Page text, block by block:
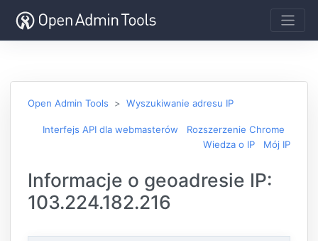
Open Admin Tools Wyszukiwanie adresu IP
Interfejs API dla webmasterów
Rozszerzenie Chrome
Wiedza o IP
Mój IP
Informacje o geoadresie IP:
103.224.182.216